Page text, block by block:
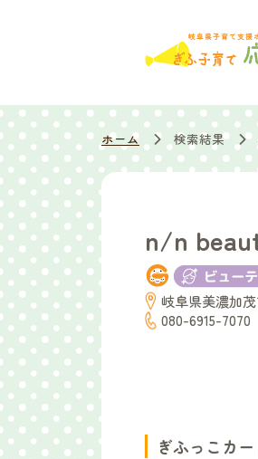
ホーム 検索結果
n/n
岐阜県美濃加
080-6915-7070
ぎふっこカ